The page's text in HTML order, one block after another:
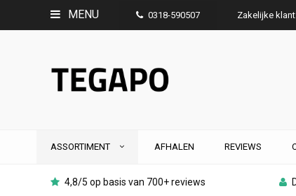
MENU 0318-590507 Zakelijke
ASSORTIMENT AFHALEN REVIEWS
4,8/5 op basis van 700+ reviews